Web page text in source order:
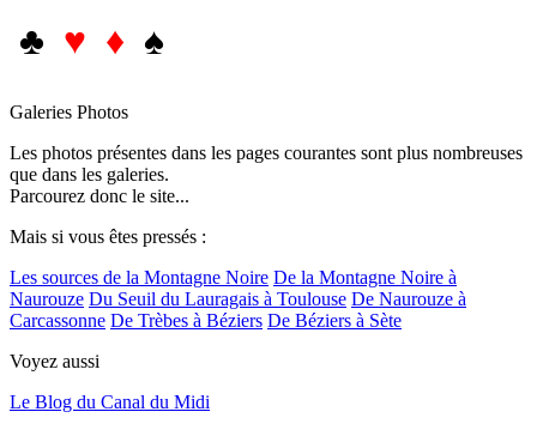
♣ ♥ ♦ ♠
Galeries Photos
Les photos présentes dans les pages courantes sont plus nombreuses
que dans les galeries.
Parcourez donc le site...
Mais si vous êtes pressés :
Les sources de la Montagne Noire De la Montagne Noire à
Naurouze Du Seuil du Lauragais à Toulouse De Naurouze à
Carcassonne De Trèbes à Béziers De Béziers à Sète
Voyez aussi
Le Blog du Canal du Midi